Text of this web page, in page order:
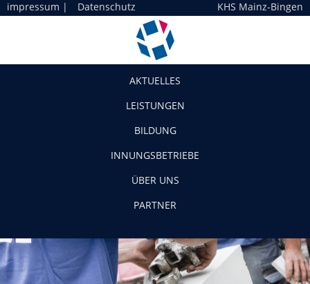
impressum | Datenschutz KHS Mainz-Bingen
AKTUELLES
LEISTUNGEN
BILDUNG
INNUNGSBETRIEBE
ÜBER UNS
PARTNER